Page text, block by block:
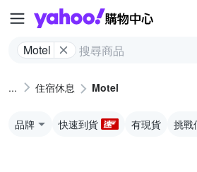
Yahoo
Motel
住宿休息 Motel
品牌 快速到貨 有現貨 挑戰